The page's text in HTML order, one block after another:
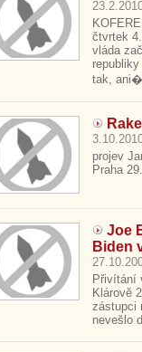
čtvrtek
vláda
tak,
projev
Praha
Joe
Biden
Přivítání
Klárově
zástupci
nevešlo